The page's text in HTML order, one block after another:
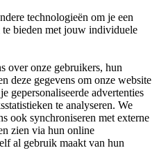
technologieën om je een
bieden met jouw individuele
over onze gebruikers, hun
deze gegevens om onze website
gepersonaliseerde advertenties
te analyseren. We
ook synchroniseren met externe
zien via hun online
al gebruik maakt van hun